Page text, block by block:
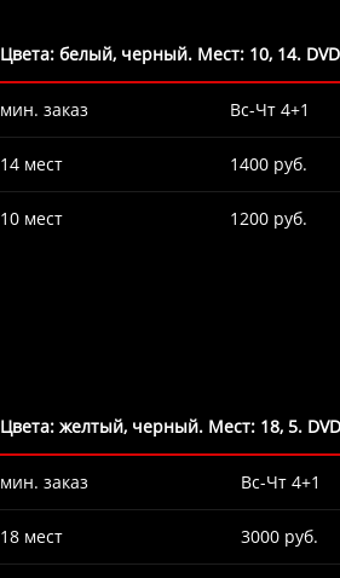
Цвета: белый, черный. Мест: 10, 14.
мин. заказ Вс-Чт 4+1
14 мест 1400 руб.
10 мест 1200 руб.
Цвета: желтый, черный. Мест: 18, 5.
мин. заказ Вс-Чт 4+1
18 мест 3000 руб.